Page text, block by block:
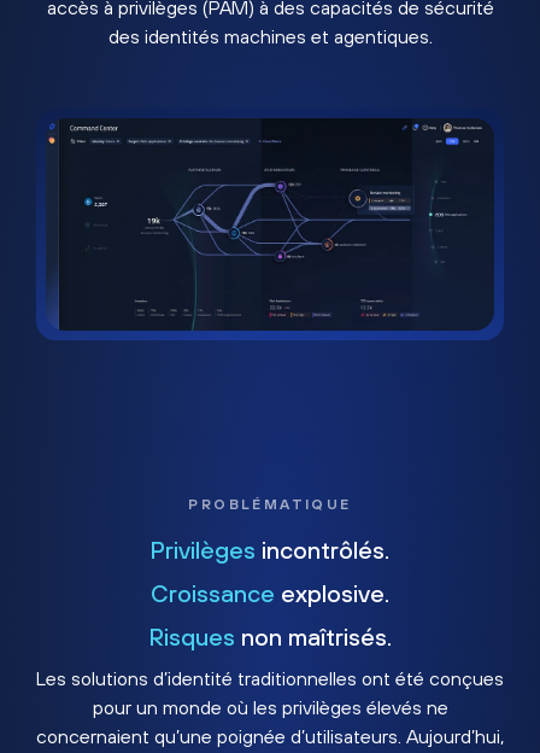
accès à privilèges (PAM) à des capacités de sécurité
des identités machines et agentiques.
PROBLÉMATIQUE
Privilèges incontrôlés.
Croissance explosive.
Risques non maîtrisés.
Les solutions d’identité traditionnelles ont été conçues
pour un monde où les privilèges élevés ne
concernaient qu’une poignée d’utilisateurs. Aujourd’hui,